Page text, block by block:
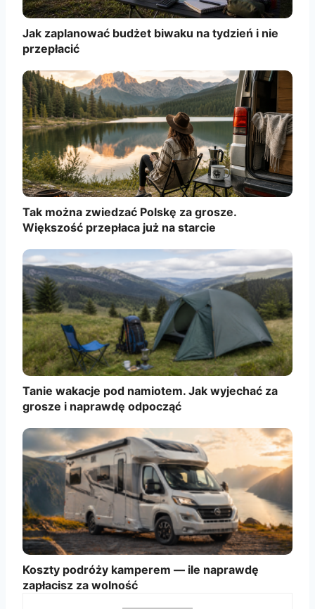
Jak zaplanować budżet biwaku na tydzień i nie
przepłacić
Tak można zwiedzać Polskę za grosze.
Większość przepłaca już na starcie
Tanie wakacje pod namiotem. Jak wyjechać za
grosze i naprawdę odpocząć
Koszty podróży kamperem — ile naprawdę
zapłacisz za wolność